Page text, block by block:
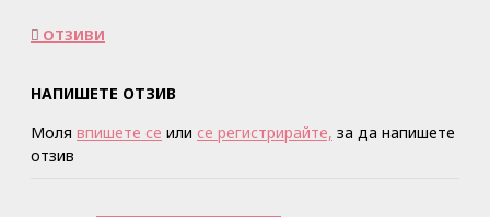
ОТЗИВИ
НАПИШЕТЕ ОТЗИВ
Моля впишете се или се регистрирайте, за да напишете
отзив